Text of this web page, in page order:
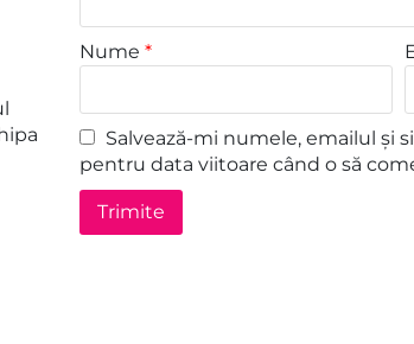
Nume *
Salvează-mi numele, emailul și
pentru data viitoare când o să